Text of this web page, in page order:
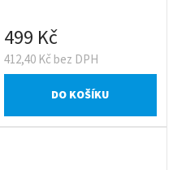
412,40 Kč bez DPH
499 Kč
DO KOŠÍKU